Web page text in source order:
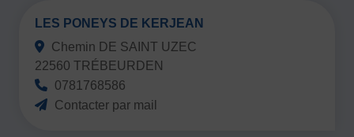
LES PONEYS DE KERJEAN
Chemin DE SAINT UZEC
22560 TRÉBEURDEN
0781768586
Contacter par mail